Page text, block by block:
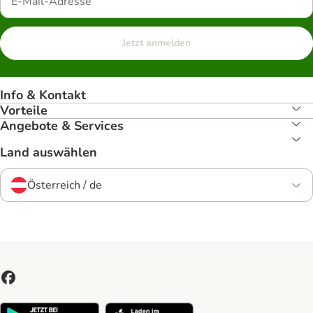
Jetzt anmelden
Info & Kontakt
Vorteile
Angebote & Services
Land auswählen
Österreich / de